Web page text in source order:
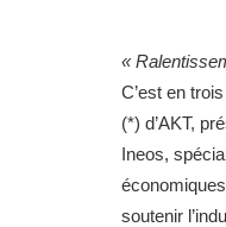
«
C’est en
(*) d’AKT,
Ineos,
soutenir